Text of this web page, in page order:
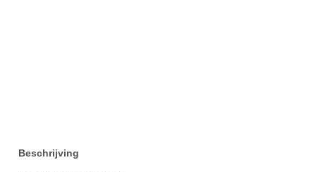
Beschrijving